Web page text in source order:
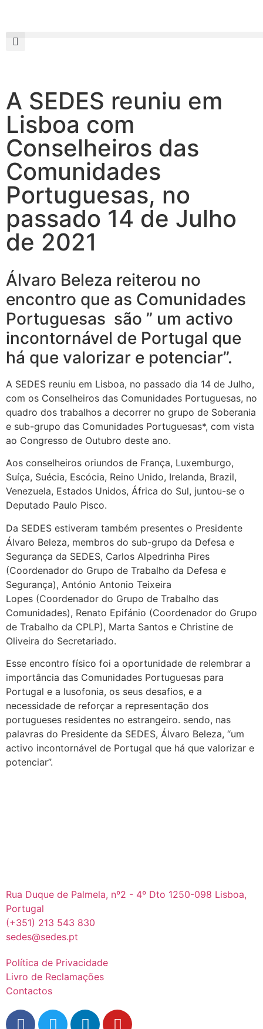
A SEDES reuniu em
Lisboa com
Conselheiros das
Comunidades
Portuguesas, no
passado 14 de Julho
de 2021
Álvaro Beleza reiterou no
encontro que as Comunidades
Portuguesas são ” um activo
incontornável de Portugal que
há que valorizar e potenciar”.
A SEDES reuniu em Lisboa, no passado dia 14 de Julho,
com os Conselheiros das Comunidades Portuguesas, no
quadro dos trabalhos a decorrer no grupo de Soberania
e sub-grupo das Comunidades Portuguesas*, com vista
ao Congresso de Outubro deste ano.
Aos conselheiros oriundos de França, Luxemburgo,
Suíça, Suécia, Escócia, Reino Unido, Irelanda, Brazil,
Venezuela, Estados Unidos, África do Sul, juntou-se o
Deputado Paulo Pisco.
Da SEDES estiveram também presentes o Presidente
Álvaro Beleza, membros do sub-grupo da Defesa e
Segurança da SEDES, Carlos Alpedrinha Pires
(Coordenador do Grupo de Trabalho da Defesa e
Segurança), António Antonio Teixeira
Lopes (Coordenador do Grupo de Trabalho das
Comunidades), Renato Epifánio (Coordenador do Grupo
de Trabalho da CPLP), Marta Santos e Christine de
Oliveira do Secretariado.
Esse encontro físico foi a oportunidade de relembrar a
importância das Comunidades Portuguesas para
Portugal e a lusofonia, os seus desafios, e a
necessidade de reforçar a representação dos
portugueses residentes no estrangeiro. sendo, nas
palavras do Presidente da SEDES, Álvaro Beleza, “um
activo incontornável de Portugal que há que valorizar e
potenciar”.
Rua Duque de Palmela, nº2 - 4º Dto 1250-098 Lisboa,
Portugal
(+351) 213 543 830
sedes@sedes.pt
Política de Privacidade
Livro de Reclamações
Contactos